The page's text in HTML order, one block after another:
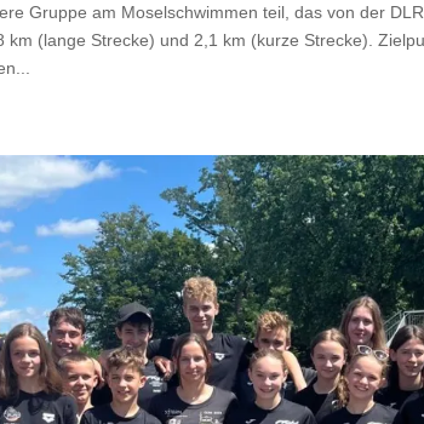
Gruppe am Moselschwimmen teil, das von der
km (lange Strecke) und 2,1 km (kurze Strecke).